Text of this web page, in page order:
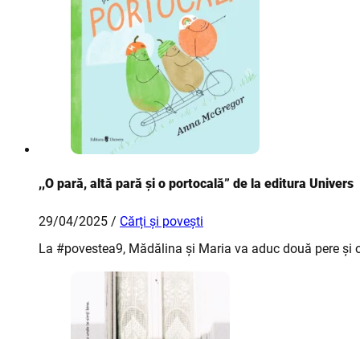
,,O pară, altă pară și o portocală” de la editura Univers
29/04/2025 / Cărți și povești
La #povestea9, Mădălina și Maria va aduc două pere